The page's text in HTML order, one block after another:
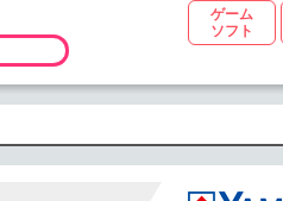
ゲーム
ソフト